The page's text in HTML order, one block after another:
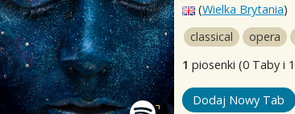
(Wielka Brytania)
classical
opera
1 piosenki (0 Taby i
Dodaj Nowy Tab